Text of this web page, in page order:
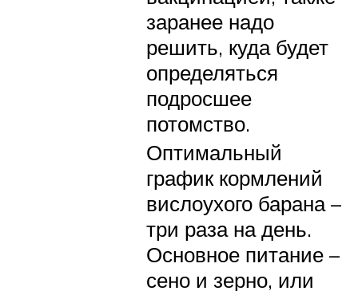
заранее надо
решить, куда будет
определяться
подросшее
потомство.
Оптимальный
график кормлений
вислоухого барана –
три раза на день.
Основное питание –
сено и зерно, или